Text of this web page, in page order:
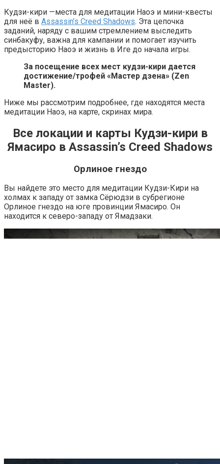
Кудзи-кири —места для медитации Наоэ и мини-квесты
для неё в Assassin’s Creed Shadows. Эта цепочка
заданий, наряду с вашим стремлением выследить
синбакуфу, важна для кампании и помогает изучить
предысторию Наоэ и жизнь в Иге до начала игры.
За посещение всех мест кудзи-кири дается
достижение/трофей «Мастер дзена» (Zen
Master).
Ниже мы рассмотрим подробнее, где находятся места
медитации Наоэ, на карте, скринах мира.
Все локации и карты Кудзи-кири в
Ямасиро в Assassin’s Creed Shadows
Орлиное гнездо
Вы найдете это место для медитации Кудзи-Кири на
холмах к западу от замка Сёрюдзи в субрегионе
Орлиное гнездо на юге провинции Ямасиро. Он
находится к северо-западу от Ямадзаки.